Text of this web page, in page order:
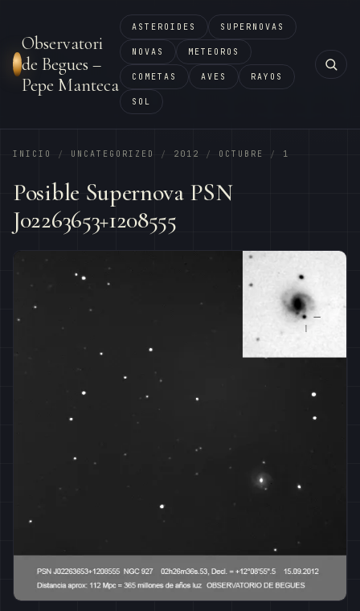
Observatori
de Begues –
Pepe Manteca
ASTEROIDES SUPERNOVAS
NOVAS METEOROS
COMETAS AVES RAYOS
SOL
INICIO / UNCATEGORIZED / 2012 / OCTUBRE / 1
Posible Supernova PSN
J02263653+1208555